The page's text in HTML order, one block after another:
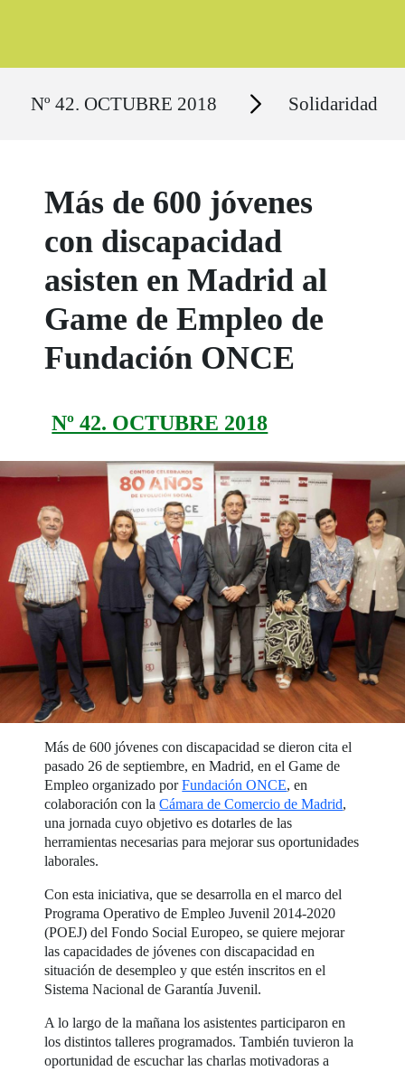
Nº 42. OCTUBRE 2018 Secciones Solidaridad
Más de 600 jóvenes
con discapacidad
asisten en Madrid al
Game de Empleo de
Fundación ONCE
Nº 42. OCTUBRE 2018
Más de 600 jóvenes con discapacidad se dieron cita el
pasado 26 de septiembre, en Madrid, en el Game de
Empleo organizado porFundación ONCE, en
colaboración con laCámara de Comercio de Madrid,
una jornada cuyo objetivo es dotarles de las
herramientas necesarias para mejorar sus oportunidades
laborales.
Con esta iniciativa, que se desarrolla en el marco del
Programa Operativo de Empleo Juvenil 2014-2020
(POEJ) del Fondo Social Europeo, se quiere mejorar
las capacidades de jóvenes con discapacidad en
situación de desempleo y que estén inscritos en el
Sistema Nacional de Garantía Juvenil.
A lo largo de la mañana los asistentes participaron en
los distintos talleres programados. También tuvieron la
oportunidad de escuchar las charlas motivadoras a